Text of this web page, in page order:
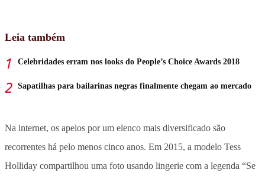
Leia também
Celebridades erram nos looks do People’s Choice Awards 2018
Sapatilhas para bailarinas negras finalmente chegam ao mercado
Na internet, os apelos por um elenco mais diversificado são
recorrentes há pelo menos cinco anos. Em 2015, a modelo Tess
Holliday compartilhou uma foto usando lingerie com a legenda “Se